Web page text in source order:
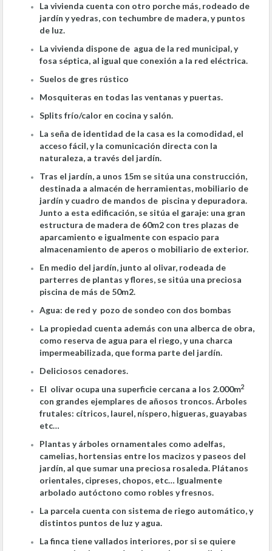
La vivienda cuenta con otro porche más, rodeado de
jardín y yedras, con techumbre de madera, y puntos
de luz.
La vivienda dispone de agua de la red municipal, y
fosa séptica, al igual que conexión a la red eléctrica.
Suelos de gres rústico
Mosquiteras en todas las ventanas y puertas.
Splits frío/calor en cocina y salón.
La seña de identidad de la casa es la comodidad, el
acceso fácil, y la comunicación directa con la
naturaleza, a través del jardín.
Tras el jardín, a unos 15m se sitúa una construcción,
destinada a almacén de herramientas, mobiliario de
jardín y cuadro de mandos de piscina y depuradora.
Junto a esta edificación, se sitúa el garaje: una gran
estructura de madera de 60m2 con tres plazas de
aparcamiento e igualmente con espacio para
almacenamiento de aperos o mobiliario de exterior.
En medio del jardín, junto al olivar, rodeada de
parterres de plantas y flores, se sitúa una preciosa
piscina de más de 50m2.
Agua: de red y pozo de sondeo con dos bombas
La propiedad cuenta además con una alberca de obra,
como reserva de agua para el riego, y una charca
impermeabilizada, que forma parte del jardín.
Deliciosos cenadores.
El olivar ocupa una superficie cercana a los 2.000m2
con grandes ejemplares de añosos troncos. Árboles
frutales: cítricos, laurel, níspero, higueras, guayabas
etc…
Plantas y árboles ornamentales como adelfas,
camelias, hortensias entre los macizos y paseos del
jardín, al que sumar una preciosa rosaleda. Plátanos
orientales, cipreses, chopos, etc… Igualmente
arbolado autóctono como robles y fresnos.
La parcela cuenta con sistema de riego automático, y
distintos puntos de luz y agua.
La finca tiene vallados interiores, por si se quiere